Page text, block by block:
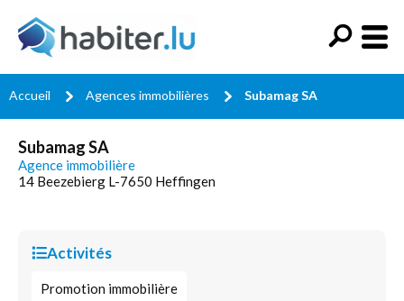
Accueil Agences immobilières Subamag SA
Subamag SA
Agence immobilière
14 Beezebierg L-7650 Heffingen
Activités
Promotion immobilière